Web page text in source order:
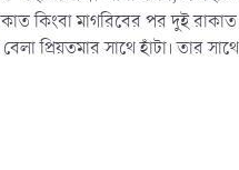
কিংবা মাগরিবের পর দুই রাকাত
প্রিয়তমার সাথে হাঁটা। তার সাথে